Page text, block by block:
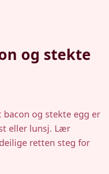
og stekte
og stekte egg er
eller lunsj. Lær
retten steg for